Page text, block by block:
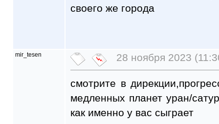
своего же города
mir_tesen 28 ноября 2023
смотрите в
медленных планет уран/
как именно у вас сыграет